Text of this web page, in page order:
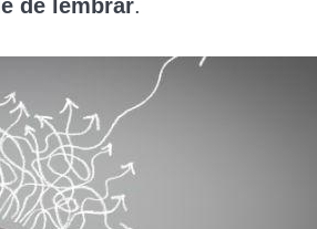
de lembrar.